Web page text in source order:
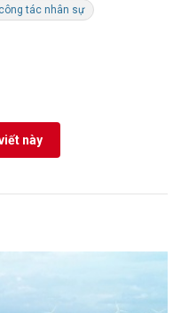
tác nhân sự
này